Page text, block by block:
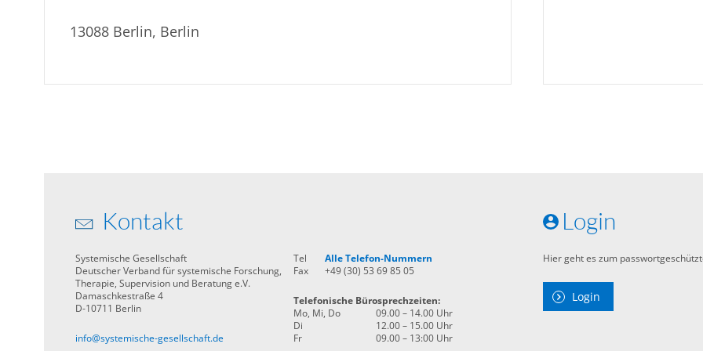
13088 Berlin, Berlin
Kontakt
Systemische Gesellschaft
Deutscher Verband für systemische Forschung,
Therapie, Supervision und Beratung e.V.
Damaschkestraße 4
D-10711 Berlin
info@systemische-gesellschaft.de
Tel
Alle Telefon-Nummern
Fax
+49 (30) 53 69 85 05
Telefonische Bürosprechzeiten:
Mo, Mi, Do
09.00 – 14.00 Uhr
Di
12.00 – 15.00 Uhr
Fr
09.00 – 13:00 Uhr
Login
Hier geht es zum
Login